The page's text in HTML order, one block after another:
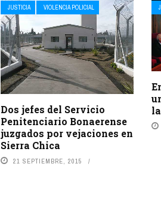
JUSTICIA VIOLENCIA POLICIAL
Dos jefes del Servicio
Penitenciario Bonaerense
juzgados por vejaciones en
Sierra Chica
21 SEPTIEMBRE, 2015